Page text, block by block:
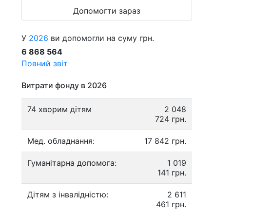
Допомогти зараз
У 2026 ви допомогли на суму грн.
6 868 564
Повний звіт
Витрати фонду в 2026
74 хворим дітям
2 048
724 грн.
Мед. обладнання: 17 842 грн.
Гуманітарна допомога:
1 019
141 грн.
Дітям з інвалідністю:
2 611
461 грн.